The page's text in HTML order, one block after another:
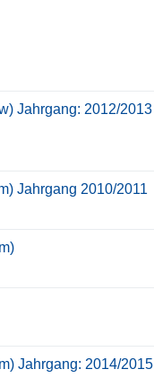
Jahrgang: 2012/2013
Jahrgang 2010/2011
Jahrgang: 2014/2015